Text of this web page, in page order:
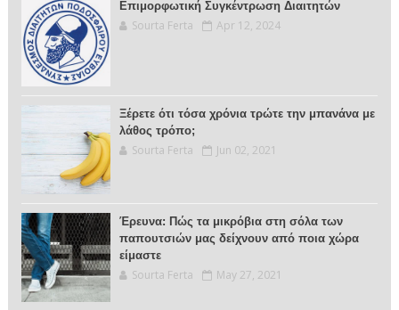
Επιμορφωτική Συγκέντρωση Διαιτητών
Sourta Ferta Apr 12, 2024
Ξέρετε ότι τόσα χρόνια τρώτε την μπανάνα με
λάθος τρόπο;
Sourta Ferta Jun 02, 2021
Έρευνα: Πώς τα μικρόβια στη σόλα των
παπουτσιών μας δείχνουν από ποια χώρα
είμαστε
Sourta Ferta May 27, 2021